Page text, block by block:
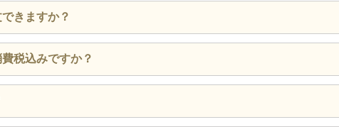
きますか？
からご注文を承っています。クーポン等の割引を適用する場合
）以上でご注文を承っております。
税込みですか？
格を表示しています。
率(8%)対象商品です。